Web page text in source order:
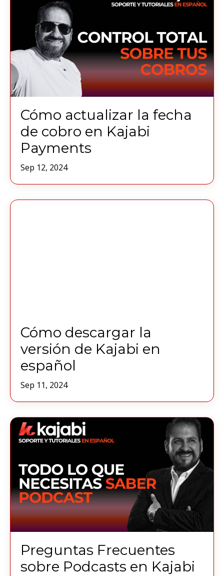
Cómo actualizar la fecha
de cobro en Kajabi
Payments
Sep 12, 2024
Cómo descargar la
versión de Kajabi en
español
Sep 11, 2024
Preguntas Frecuentes
sobre Podcasts en Kajabi